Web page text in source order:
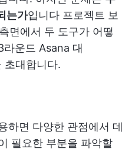
는가입니다 프로젝트 보
면에서 두 도구가 어떻
운드 Asana 대
초대합니다.
하면 다양한 관점에서 데
필요한 부분을 파악할